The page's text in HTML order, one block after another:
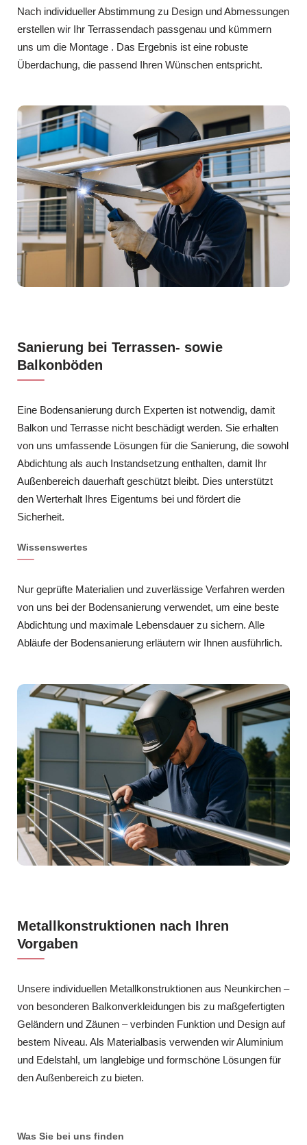
Nach individueller Abstimmung zu Design und Abmessungen
erstellen wir Ihr Terrassendach passgenau und kümmern
uns um die Montage . Das Ergebnis ist eine robuste
Überdachung, die passend Ihren Wünschen entspricht.
Sanierung bei Terrassen- sowie
Balkonböden
Eine Bodensanierung durch Experten ist notwendig, damit
Balkon und Terrasse nicht beschädigt werden. Sie erhalten
von uns umfassende Lösungen für die Sanierung, die sowohl
Abdichtung als auch Instandsetzung enthalten, damit Ihr
Außenbereich dauerhaft geschützt bleibt. Dies unterstützt
den Werterhalt Ihres Eigentums bei und fördert die
Sicherheit.
Wissenswertes
Nur geprüfte Materialien und zuverlässige Verfahren werden
von uns bei der Bodensanierung verwendet, um eine beste
Abdichtung und maximale Lebensdauer zu sichern. Alle
Abläufe der Bodensanierung erläutern wir Ihnen ausführlich.
Metallkonstruktionen nach Ihren
Vorgaben
Unsere individuellen Metallkonstruktionen aus Neunkirchen –
von besonderen Balkonverkleidungen bis zu maßgefertigten
Geländern und Zäunen – verbinden Funktion und Design auf
bestem Niveau. Als Materialbasis verwenden wir Aluminium
und Edelstahl, um langlebige und formschöne Lösungen für
den Außenbereich zu bieten.
Was Sie bei uns finden